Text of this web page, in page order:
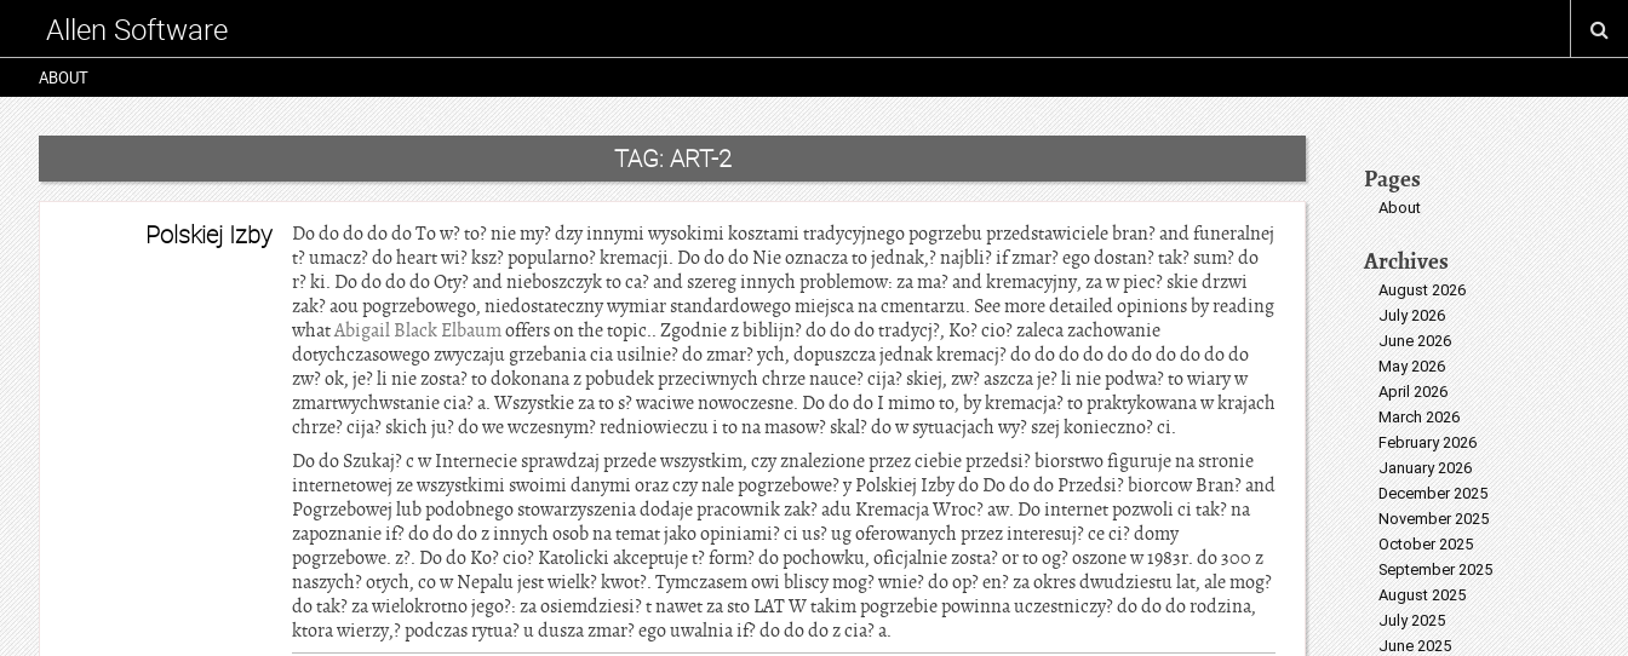
Allen Software
ABOUT
TAG: ART-2
Polskiej Izby
Do do do do do To w? to? nie my? dzy innymi wysokimi kosztami tradycyjnego pogrzebu przedstawiciele bran? and funeralnej
t? umacz? do heart wi? ksz? popularno? kremacji. Do do do Nie oznacza to jednak,? najbli? if zmar? ego dostan? tak? sum? do
r? ki. Do do do do Oty? and nieboszczyk to ca? and szereg innych problemow: za ma? and kremacyjny, za w piec? skie drzwi
zak? aou pogrzebowego, niedostateczny wymiar standardowego miejsca na cmentarzu. See more detailed opinions by reading
whatAbigail Black Elbaumoffers on the topic.. Zgodnie z biblijn? do do do tradycj?, Ko? cio? zaleca zachowanie
dotychczasowego zwyczaju grzebania cia usilnie? do zmar? ych, dopuszcza jednak kremacj? do do do do do do do do do do
zw? ok, je? li nie zosta? to dokonana z pobudek przeciwnych chrze nauce? cija? skiej, zw? aszcza je? li nie podwa? to wiary w
zmartwychwstanie cia? a. Wszystkie za to s? waciwe nowoczesne. Do do do I mimo to, by kremacja? to praktykowana w krajach
chrze? cija? skich ju? do we wczesnym? redniowieczu i to na masow? skal? do w sytuacjach wy? szej konieczno? ci.
Do do Szukaj? c w Internecie sprawdzaj przede wszystkim, czy znalezione przez ciebie przedsi? biorstwo figuruje na stronie
internetowej ze wszystkimi swoimi danymi oraz czy nale pogrzebowe? y Polskiej Izby do Do do do Przedsi? biorcow Bran? and
Pogrzebowej lub podobnego stowarzyszenia dodaje pracownik zak? adu Kremacja Wroc? aw. Do internet pozwoli ci tak? na
zapoznanie if? do do do z innych osob na temat jako opiniami? ci us? ug oferowanych przez interesuj? ce ci? domy
pogrzebowe. z?. Do do Ko? cio? Katolicki akceptuje t? form? do pochowku, oficjalnie zosta? or to og? oszone w 1983r. do 300 z
naszych? otych, co w Nepalu jest wielk? kwot?. Tymczasem owi bliscy mog? wnie? do op? en? za okres dwudziestu lat, ale mog?
do tak? za wielokrotno jego?: za osiemdziesi? t nawet za sto LAT W takim pogrzebie powinna uczestniczy? do do do rodzina,
ktora wierzy,? podczas rytua? u dusza zmar? ego uwalnia if? do do do z cia? a.
Pages
About
Archives
August 2026
July 2026
June 2026
May 2026
April 2026
March 2026
February 2026
January 2026
December 2025
November 2025
October 2025
September 2025
August 2025
July 2025
June 2025